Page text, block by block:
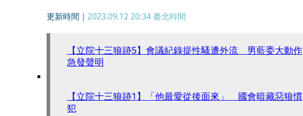
更新時間｜ 2023.09.12 20:34臺北時間
【立院十三狼跡5】會議紀錄提性騷遭外流 男藍委大動作
急發聲明
【立院十三狼跡1】「他最愛從後面來」 國會暗藏惡狼慣
犯